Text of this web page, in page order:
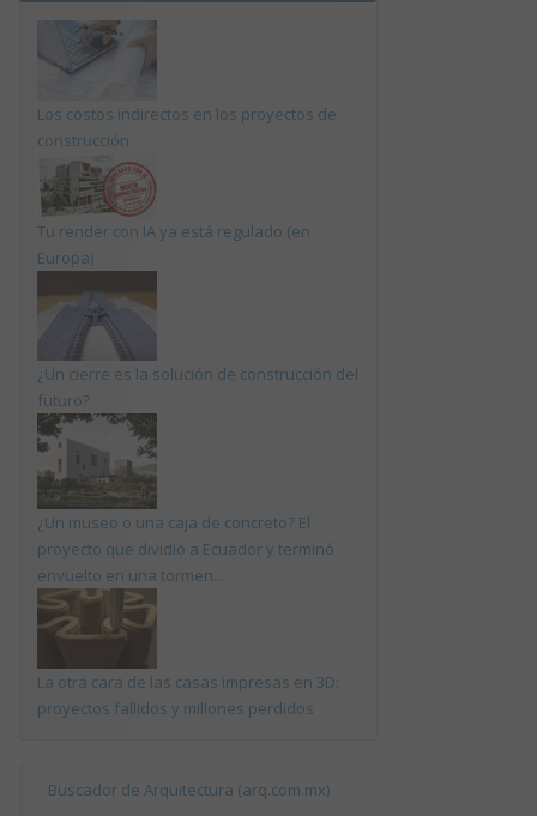
Los costos indirectos en los proyectos de
construcción
Tu render con IA ya está regulado (en
Europa)
¿Un cierre es la solución de construcción del
futuro?
¿Un museo o una caja de concreto? El
proyecto que dividió a Ecuador y terminó
envuelto en una tormen...
La otra cara de las casas impresas en 3D:
proyectos fallidos y millones perdidos
Buscador de Arquitectura (arq.com.mx)